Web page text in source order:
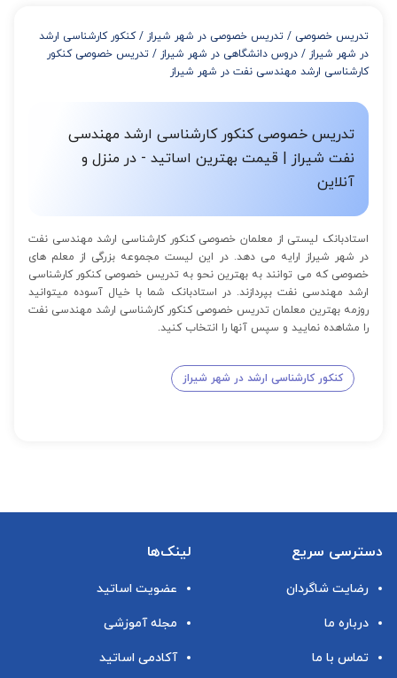
از 12 تا 15 جلسه: 7% تخفیف
از 16 تا 100 جلسه: 9% تخفیف
تدریس خصوصی / تدریس خصوصی در شهر شیراز /کنکور کارشناسی ارشد
در شهر شیراز / دروس دانشگاهی در شهر شیراز / تدریس خصوصی کنکور
کارشناسی ارشد مهندسی نفت در شهر شیراز
تدریس خصوصی کنکور کارشناسی ارشد مهندسی
نفت شیراز | قیمت بهترین اساتید - در منزل و
آنلاین
استادبانک لیستی از معلمان خصوصی کنکور کارشناسی ارشد مهندسی نفت
در شهر شیراز ارایه می دهد. در این لیست مجموعه بزرگی از معلم های
خصوصی که می توانند به بهترین نحو به تدریس خصوصی کنکور کارشناسی
ارشد مهندسی نفت بپردازند. در استادبانک شما با خیال آسوده میتوانید
روزمه بهترین معلمان تدریس خصوصی کنکور کارشناسی ارشد مهندسی نفت
را مشاهده نمایید و سپس آنها را انتخاب کنید.
کنکور کارشناسی ارشد در شهر شیراز
دسترسی سریع
رضایت شاگردان
درباره ما
تماس با ما
لینک‌ها
عضویت اساتید
مجله آموزشی
آکادمی اساتید